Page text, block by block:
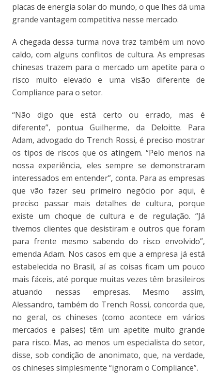
placas de energia solar do mundo, o que lhes dá uma
grande vantagem competitiva nesse mercado.
A chegada dessa turma nova traz também um novo
caldo, com alguns conflitos de cultura. As empresas
chinesas trazem para o mercado um apetite para o
risco muito elevado e uma visão diferente de
Compliance para o setor.
“Não digo que está certo ou errado, mas é
diferente”, pontua Guilherme, da Deloitte. Para
Adam, advogado do Trench Rossi, é preciso mostrar
os tipos de riscos que os atingem. “Pelo menos na
nossa experiência, eles sempre se demonstraram
interessados em entender”, conta. Para as empresas
que vão fazer seu primeiro negócio por aqui, é
preciso passar mais detalhes de cultura, porque
existe um choque de cultura e de regulação. “Já
tivemos clientes que desistiram e outros que foram
para frente mesmo sabendo do risco envolvido”,
emenda Adam. Nos casos em que a empresa já está
estabelecida no Brasil, aí as coisas ficam um pouco
mais fáceis, até porque muitas vezes têm brasileiros
atuando nessas empresas. Mesmo assim,
Alessandro, também do Trench Rossi, concorda que,
no geral, os chineses (como acontece em vários
mercados e países) têm um apetite muito grande
para risco. Mas, ao menos um especialista do setor,
disse, sob condição de anonimato, que, na verdade,
os chineses simplesmente “ignoram o Compliance”.